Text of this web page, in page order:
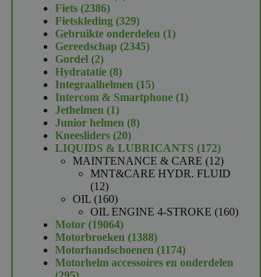
Fiets 23862386
producten
Fietskleding 329329
producten
Gebruikte onderdelen 11
Gereedschap 23452345
Gordel 22
producten
Hydratatie 88
producten
Integraalhelmen 1515
producten
Intercom & Smartphone 11
Jethelmen 11
product
Junior helmen 88
Kneesliders 2020
producten
LIQUIDS & LUBRICANTS 172172
producten
MAINTENANCE & CARE 1212
producten
MNT&CARE HYDR. FLUID
1212
producten
OIL 160160
producten
OIL ENGINE 4-STROKE 160160
Motor 1906419064
producten
Motorbroeken 13881388
producten
Motorhandschoenen 11741174
producten
Motorhelm accessoires en onderdelen
295